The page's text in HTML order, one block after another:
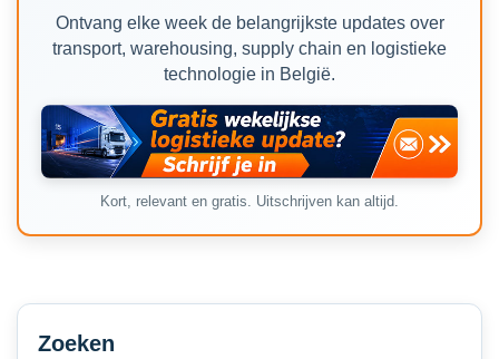
Ontvang elke week de belangrijkste updates over
transport, warehousing, supply chain en logistieke
technologie in België.
Kort, relevant en gratis. Uitschrijven kan altijd.
Secondary
Sidebar
Zoeken